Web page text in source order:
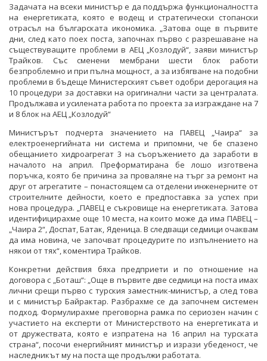
Задачата на всеки министър е да поддържа функционалността
на енергетиката, която е водещ и стратегически стопански
отрасъл на българската икономика. „Затова още в първите
дни, след като поех поста, започнах първо с разрешаване на
съществуващите проблеми в АЕЦ „Козлодуй“, заяви министър
Трайков. Със сменени мембрани шести блок работи
безпроблемно и при пълна мощност, а за избягване на подобни
проблеми в бъдеще Министерският съвет одобри дерогация на
10 процедури за доставки на оригинални части за централата.
Продължава и усилената работа по проекта за изграждане на 7
и 8 блок на АЕЦ „Козлодуй“
Министърът подчерта значението на ПАВЕЦ „Чаира“ за
електроенергийната ни система и припомни, че бе спазено
обещанието хидроагрегат 3 на съоръжението да заработи в
началото на април. Преформатирана бе лошо изготвена
поръчка, която бе причина за проваляне на търг за ремонт на
друг от агрегатите – понастоящем са отделени инженерните от
строителните дейности, което е предпоставка за успех при
нова процедура. „ПАВЕЦ е съкровище на енергетиката. Затова
идентифицирахме още 10 места, на които може да има ПАВЕЦ –
„Чаира 2“, Доспат, Батак, Яденица. В следващи седмици очаквам
да има новина, че започват процедурите по изпълнението на
някои от тях“, коментира Трайков.
Конкретни действия бяха предприети и по отношение на
договора с „Боташ“: „Още в първите две седмици на поста имах
лични срещи първо с турския заместник-министър, а след това
и с министър Байрактар. Разбрахме се да започнем системен
подход. Формулирахме преговорна рамка по сериозен начин с
участието на експерти от Министерството на енергетиката и
от дружествата, която е изпратена на 16 април на турската
страна“, посочи енергийният министър и изрази убеденост, че
наследникът му на поста ще продължи работата.